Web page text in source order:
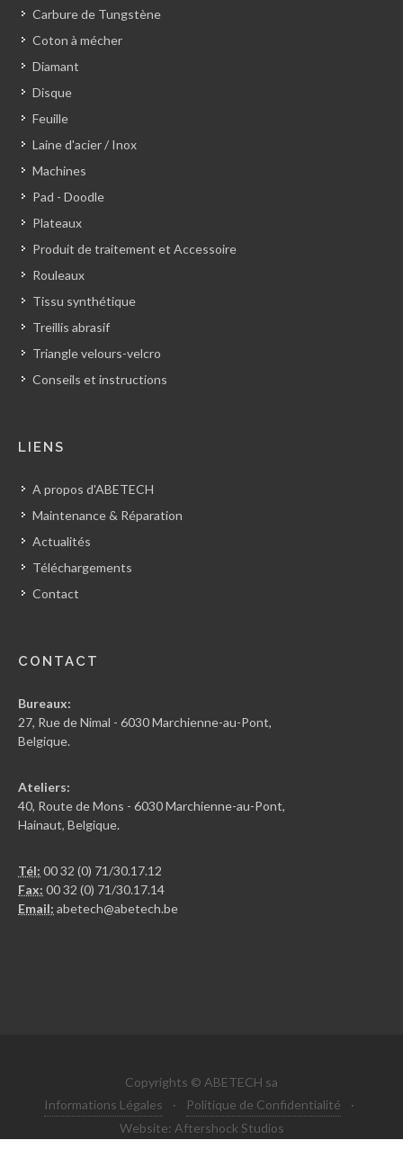
Carbure de Tungstène
Coton à mécher
Diamant
Disque
Feuille
Laine d'acier / Inox
Machines
Pad - Doodle
Plateaux
Produit de traitement et Accessoire
Rouleaux
Tissu synthétique
Treillis abrasif
Triangle velours-velcro
Conseils et instructions
LIENS
A propos d'ABETECH
Maintenance & Réparation
Actualités
Téléchargements
Contact
CONTACT
Bureaux:
27, Rue de Nimal - 6030 Marchienne-au-Pont,
Belgique.
Ateliers:
40, Route de Mons - 6030 Marchienne-au-Pont,
Hainaut, Belgique.
Tél: 00 32 (0) 71/30.17.12
Fax: 00 32 (0) 71/30.17.14
Email: abetech@abetech.be
Copyrights © ABETECH sa
Informations Légales
· Politique de Confidentialité
·
Website: Aftershock Studios